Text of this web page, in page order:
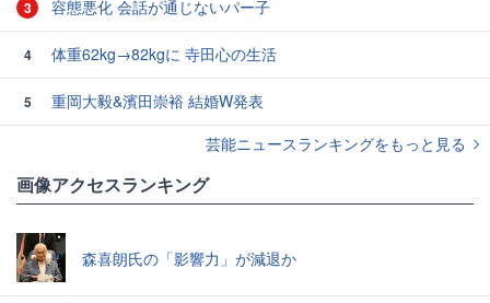
3 容態悪化 会話が通じないパー子
4 体重62kg→82kgに 寺田心の生活
5
重岡大毅&濱田崇裕 結婚W発表
芸能ニュースランキングをもっと見る
画像アクセスランキング
森喜朗氏の「影響力」が減退か